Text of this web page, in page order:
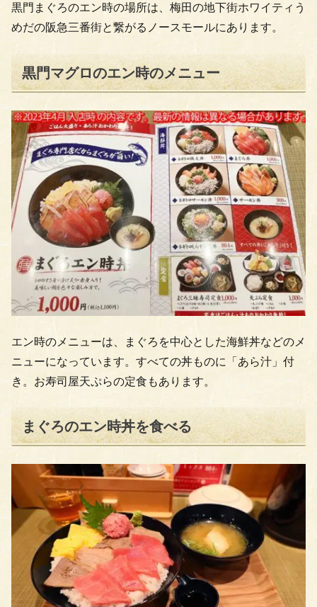
黒門まぐろのエン時の場所は、梅田の地下街ホワイティう
めだの阪急三番街と繋がるノースモールにあります。
黒門マグロのエン時のメニュー
エン時のメニューは、まぐろを中心とした海鮮丼などのメ
ニューになっています。すべての丼ものに「あら汁」付
き。お寿司屋天ぷらの定食もあります。
まぐろのエン時丼を食べる